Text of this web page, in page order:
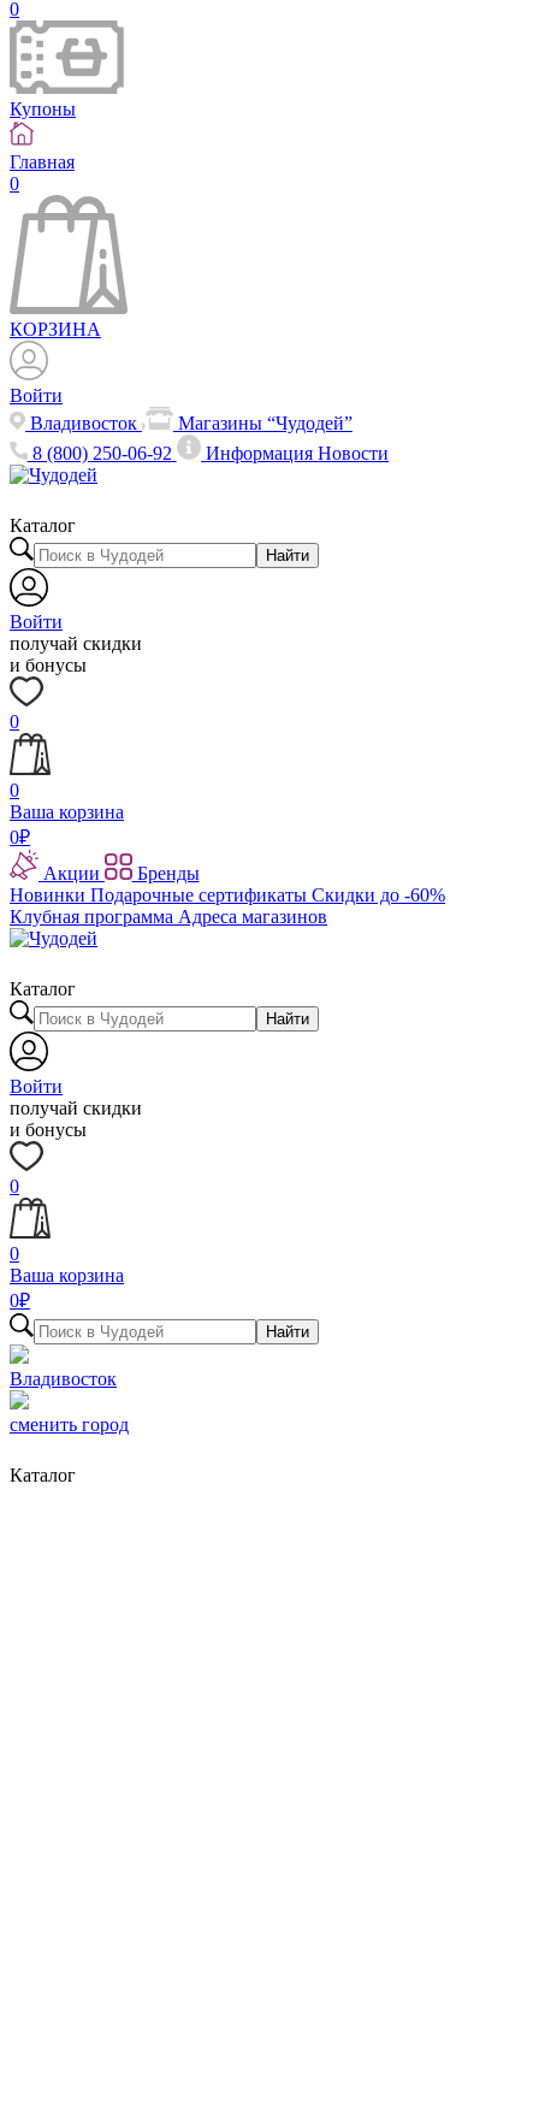
0
Купоны
Главная
0
КОРЗИНА
Войти
Владивосток
Магазины “Чудодей”
8 (800) 250-06-92
ИнформацияНовости
Каталог
Найти
Войти
получай скидки
и бонусы
0
0
Ваша корзина
0₽
Акции
Бренды
Новинки Подарочные сертификаты Скидки до -60%
Клубная программа Адреса магазинов
Каталог
Найти
Войти
получай скидки
и бонусы
0
0
Ваша корзина
0₽
Найти
Владивосток
сменить город
Каталог